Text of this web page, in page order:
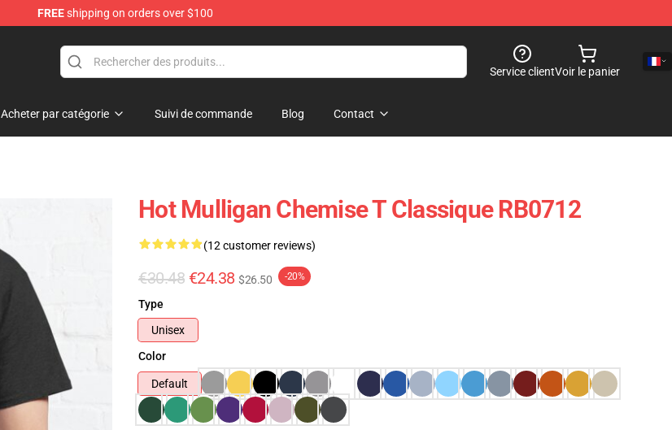
FREEshipping on orders over $100
Service clientVoir le panier
Acheter par catégorie Suivi de commande Blog Contact
Hot Mulligan Chemise T Classique RB0712
(12 customer reviews)
€30.48 €24.38 $26.50 -20%
Type
Unisex
Color
Default